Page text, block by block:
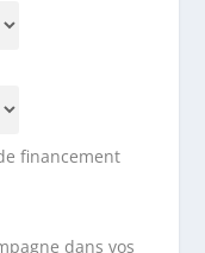
financement
dans vos